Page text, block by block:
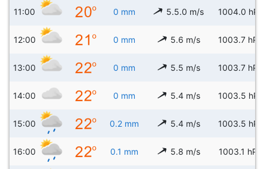
11:00 0 mm 5.5.0 m/s 1004.0 hPa
12:00 0 mm 5.6 m/s 1003.7 hPa
13:00 0 mm 5.5 m/s 1003.7 hPa
14:00 0 mm 5.4 m/s 1003.5 hPa
15:00 0.2 mm 5.4 m/s 1003.5 hPa
16:00 0.1 mm 5.8 m/s 1003.1 hPa